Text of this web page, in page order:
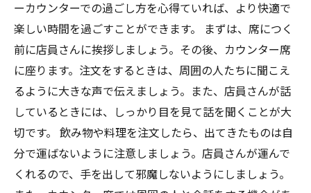
ーカウンターでの過ごし方を心得ていれば、より快適で
楽しい時間を過ごすことができます。 まずは、席につく
前に店員さんに挨拶しましょう。その後、カウンター席
に座ります。注文をするときは、周囲の人たちに聞こえ
るように大きな声で伝えましょう。また、店員さんが話
しているときには、しっかり目を見て話を聞くことが大
切です。 飲み物や料理を注文したら、出てきたものは自
分で運ばないように注意しましょう。店員さんが運んで
くれるので、手を出して邪魔しないようにしましょう。